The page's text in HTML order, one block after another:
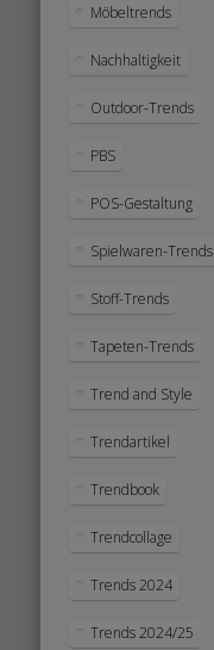
Möbeltrends
Nachhaltigkeit
Outdoor-Trends
PBS
POS-Gestaltung
Spielwaren-Trends
Stoff-Trends
Tapeten-Trends
Trend and Style
Trendartikel
Trendbook
Trendcollage
Trends 2024
Trends 2024/25